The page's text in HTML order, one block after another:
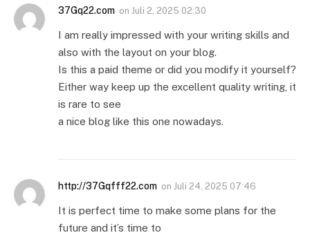
37Gq22.com on Juli 2, 2025 02:30
I am really impressed with your writing skills and
also with the layout on your blog.
Is this a paid theme or did you modify it yourself?
Either way keep up the excellent quality writing, it
is rare to see
a nice blog like this one nowadays.
http://37Gqfff22.com on Juli 24, 2025 07:46
It is perfect time to make some plans for the
future and it’s time to